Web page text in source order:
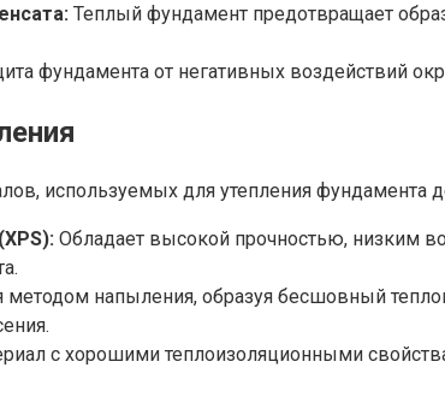
Теплый фундамент предотвращает
фундамента от негативных воздействий
используемых для утепления
Обладает высокой прочностью, низким
методом напыления, образуя бесшовный
с хорошими теплоизоляционными